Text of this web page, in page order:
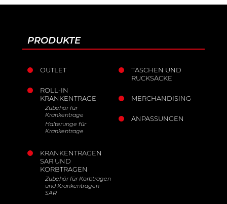
PRODUKTE
OUTLET
ROLL-IN
KRANKENTRAGE
Zubehör für
Krankentrage
Halterunge für
Krankentrage
KRANKENTRAGEN
SAR UND
KORBTRAGEN
Zubehör für Korbtragen
und Krankentragen
SAR
TASCHEN UND
RUCKSÄCKE
MERCHANDISING
ANPASSUNGEN